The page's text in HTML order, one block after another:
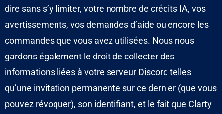
dire sans s’y limiter, votre nombre de crédits IA, vos
avertissements, vos demandes d’aide ou encore les
commandes que vous avez utilisées. Nous nous
gardons également le droit de collecter des
informations liées à votre serveur Discord telles
qu’une invitation permanente sur ce dernier (que vous
pouvez révoquer), son identifiant, et le fait que Clarty